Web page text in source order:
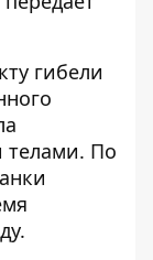
гибели
телами. По